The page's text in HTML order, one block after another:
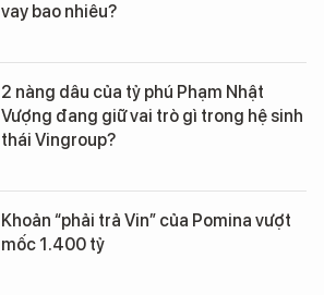
vay bao nhiêu?
2 nàng dâu của tỷ phú Phạm Nhật
Vượng đang giữ vai trò gì trong hệ sinh
thái Vingroup?
Khoản “phải trả Vin” của Pomina vượt
mốc 1.400 tỷ